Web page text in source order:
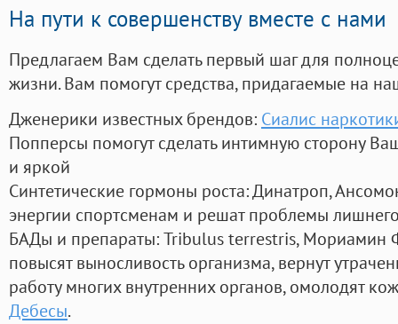
На пути к совершенству вместе с нами
Предлагаем Вам сделать первый шаг для
жизни. Вам помогут средства, придагаемые на
Дженерики известных брендов: Сиалис
Попперсы помогут сделать интимную сторону
и яркой
Синтетические гормоны роста: Динатроп,
энергии спортсменам и решат проблемы
БАДы и препараты:Tribulus terrestris, Мориамин
повысят выносливость организма, вернут
работу многих внутренних органов, омолодят
Дебесы.